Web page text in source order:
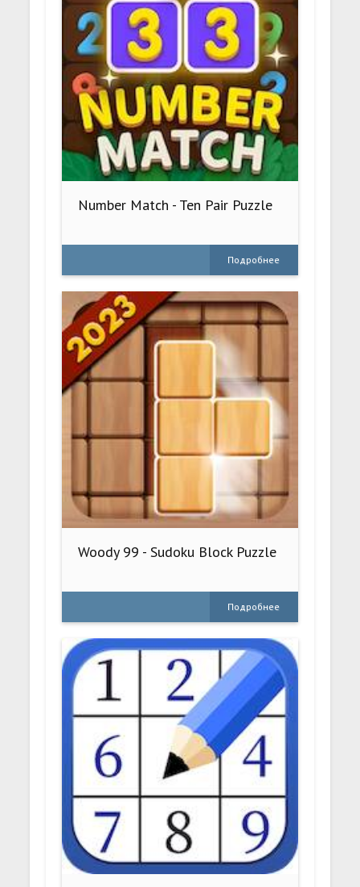
Number Match - Ten Pair Puzzle
Подробнее
Woody 99 - Sudoku Block Puzzle
Подробнее